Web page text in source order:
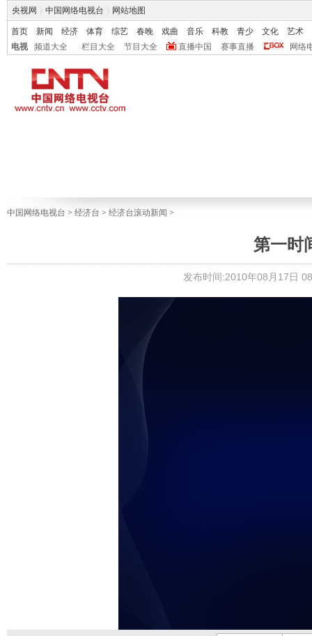
央视网 中国网络电视台 网站地图
首页 新闻 经济 体育 综艺 春晚 戏曲 音乐 科教 青少 文化
艺术
电视
频道大全 栏目大全 节目大全 直播中国 赛事直播 网络
中国网络电视台 > 经济台 > 经济台滚动新闻 >
第一时
发布时间:2010年08月17日